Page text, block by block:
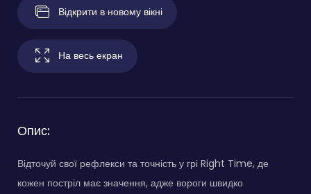
Відкрити в новому вікні
На весь екран
Опис:
Відточуй свої рефлекси та точність у грі Right Time, де
кожен постріл має значення, адже вороги швидко